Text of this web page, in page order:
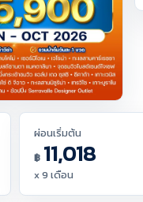
ผ่อนเริ่มต้น
฿ 11,018
x 9 เดือน